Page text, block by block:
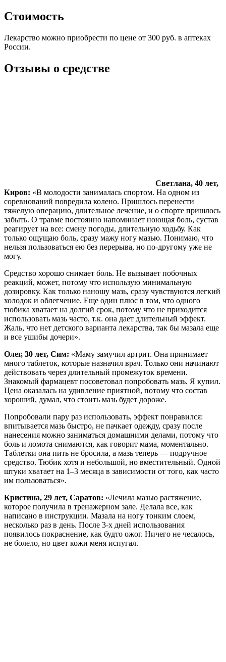
Стоимость
Лекарство можно приобрести по цене от 300 руб. в аптеках
России.
Отзывы о средстве
Светлана, 40 лет,
Киров: «В молодости занималась спортом. На одном из
соревнований повредила колено. Пришлось перенести
тяжелую операцию, длительное лечение, и о спорте пришлось
забыть. О травме постоянно напоминает ноющая боль, сустав
реагирует на все: смену погоды, длительную ходьбу. Как
только ощущаю боль, сразу мажу ногу мазью. Понимаю, что
нельзя пользоваться ею без перерыва, но по-другому уже не
могу.
Средство хорошо снимает боль. Не вызывает побочных
реакций, может, потому что использую минимальную
дозировку. Как только наношу мазь, сразу чувствуются легкий
холодок и облегчение. Еще один плюс в том, что одного
тюбика хватает на долгий срок, потому что не приходится
использовать мазь часто, т.к. она дает длительный эффект.
Жаль, что нет детского варианта лекарства, так бы мазала еще
и все ушибы дочери».
Олег, 30 лет, Сим: «Маму замучил артрит. Она принимает
много таблеток, которые назначил врач. Только они начинают
действовать через длительный промежуток времени.
Знакомый фармацевт посоветовал попробовать мазь. Я купил.
Цена оказалась на удивление приятной, потому что состав
хороший, думал, что стоить мазь будет дороже.
Попробовали пару раз использовать, эффект понравился:
впитывается мазь быстро, не пачкает одежду, сразу после
нанесения можно заниматься домашними делами, потому что
боль и ломота снимаются, как говорит мама, моментально.
Таблетки она пить не бросила, а мазь теперь — подручное
средство. Тюбик хотя и небольшой, но вместительный. Одной
штуки хватает на 1–3 месяца в зависимости от того, как часто
им пользоваться».
Кристина, 29 лет, Саратов: «Лечила мазью растяжение,
которое получила в тренажерном зале. Делала все, как
написано в инструкции. Мазала на ногу тонким слоем,
несколько раз в день. После 3-х дней использования
появилось покраснение, как будто ожог. Ничего не чесалось,
не болело, но цвет кожи меня испугал.